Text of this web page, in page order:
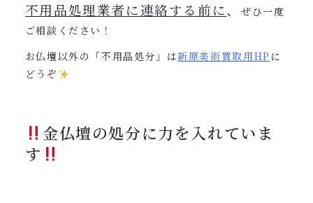
不用品処理業者に連絡する前に、
ぜひ一度
ご相談ください！
お仏壇以外の「不用品処分」は新原美術買取用HP に
どうぞ
金仏壇の処分に力を入れていま
す